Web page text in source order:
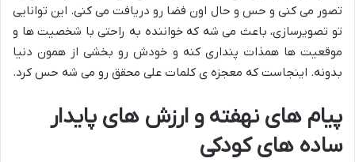
تصور می کنی و حس و حال اون فضا رو دریافت می کنی. این توانایی
تو تصویرسازی، باعث می شه که خواننده به راحتی با شخصیت ها و
موقعیت ها همذات پنداری کنه و خودش رو بخشی از همون دنیا
بدونه. اینجاست که معجزه ی کلمات علی محقق رو می شه حس کرد.
پیام های نهفته و ارزش های پایدار
ساده های کودکی